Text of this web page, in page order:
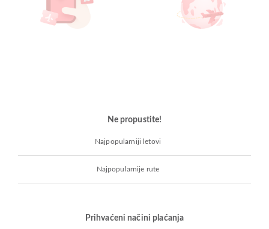
Ne propustite!
Najpopularniji letovi
Najpopularnije rute
Prihvaćeni načini plaćanja